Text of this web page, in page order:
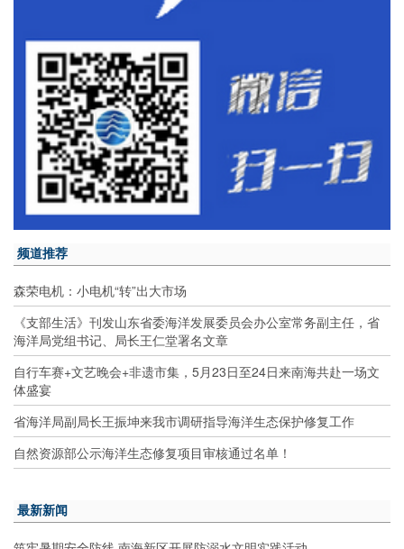
频道推荐
森荣电机：小电机“转”出大市场
《支部生活》刊发山东省委海洋发展委员会办公室常务副主任，省
海洋局党组书记、局长王仁堂署名文章
自行车赛+文艺晚会+非遗市集，5月23日至24日来南海共赴一场文
体盛宴
省海洋局副局长王振坤来我市调研指导海洋生态保护修复工作
自然资源部公示海洋生态修复项目审核通过名单！
最新新闻